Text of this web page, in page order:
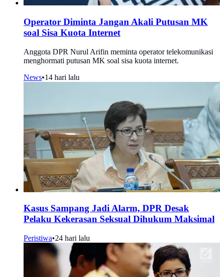
Operator Diminta Jangan Akali Putusan MK
soal Sisa Kuota Internet
Anggota DPR Nurul Arifin meminta operator telekomunikasi
menghormati putusan MK soal sisa kuota internet.
News•14 hari lalu
Kasus Sampang Jadi Alarm, DPR Desak
Pelaku Kekerasan Seksual Dihukum Maksimal
Peristiwa•24 hari lalu